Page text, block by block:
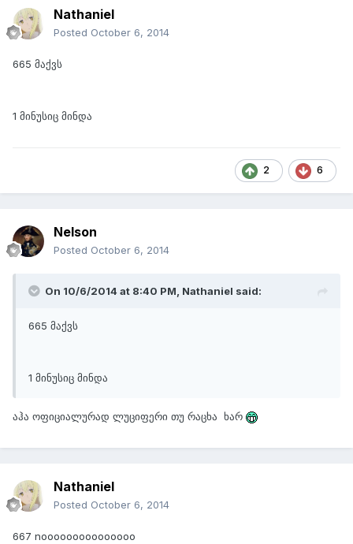
Nathaniel
Posted October 6, 2014
665 მაქვს
1 მინუსიც მინდა
2 6
Nelson
Posted October 6, 2014
On 10/6/2014 at 8:40 PM, Nathaniel said:
665 მაქვს
1 მინუსიც მინდა
აჰა ოფიციალურად ლუციფერი თუ რაცხა ხარ
Nathaniel
Posted October 6, 2014
667 nooooooooooooooo